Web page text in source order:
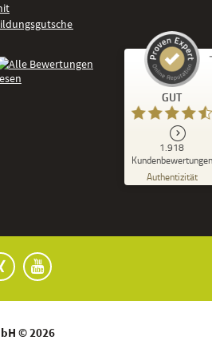
GUT
1.918
Kundenbewertungen
Authentizität
Kundenbewertungen und Erfahrungen zu
DeLSt - Deutsches eLearning Studieninstitut
92
%
Empfehlungen auf
ProvenExpert.com
anderen Quellen
© 2026